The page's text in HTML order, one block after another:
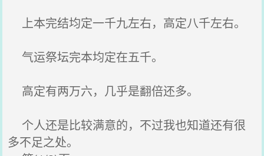
上本完结均定一千九左右，高定八千左右。
气运祭坛完本均定在五千。
高定有两万六，几乎是翻倍还多。
个人还是比较满意的，不过我也知道还有很
多不足之处。